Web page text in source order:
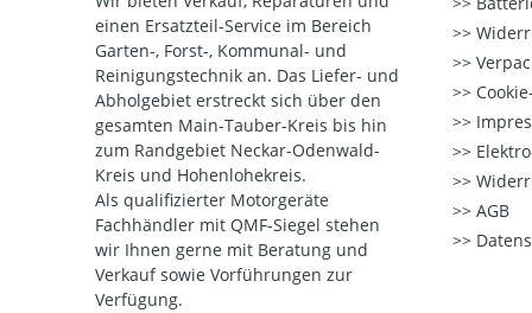
einen Ersatzteil-Service im Bereich
Garten-, Forst-, Kommunal- und
Reinigungstechnik an. Das Liefer- und
Abholgebiet erstreckt sich über den
gesamten Main-Tauber-Kreis bis hin
zum Randgebiet Neckar-Odenwald-
Kreis und Hohenlohekreis.
Als qualifizierter Motorgeräte
Fachhändler mit QMF-Siegel stehen
wir Ihnen gerne mit Beratung und
Verkauf sowie Vorführungen zur
Verfügung.
AGB